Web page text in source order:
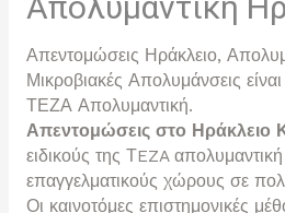
Απεντομώσεις Ηράκλειο,
Μικροβιακές Απολυμάνσεις
ΤΕΖΑ Απολυμαντική.
Απεντομώσεις στο Ηράκλειο
ειδικούς της ΤEZA απολυμαντική
επαγγελματικούς χώρους σε
Οι καινοτόμες επιστημονικές